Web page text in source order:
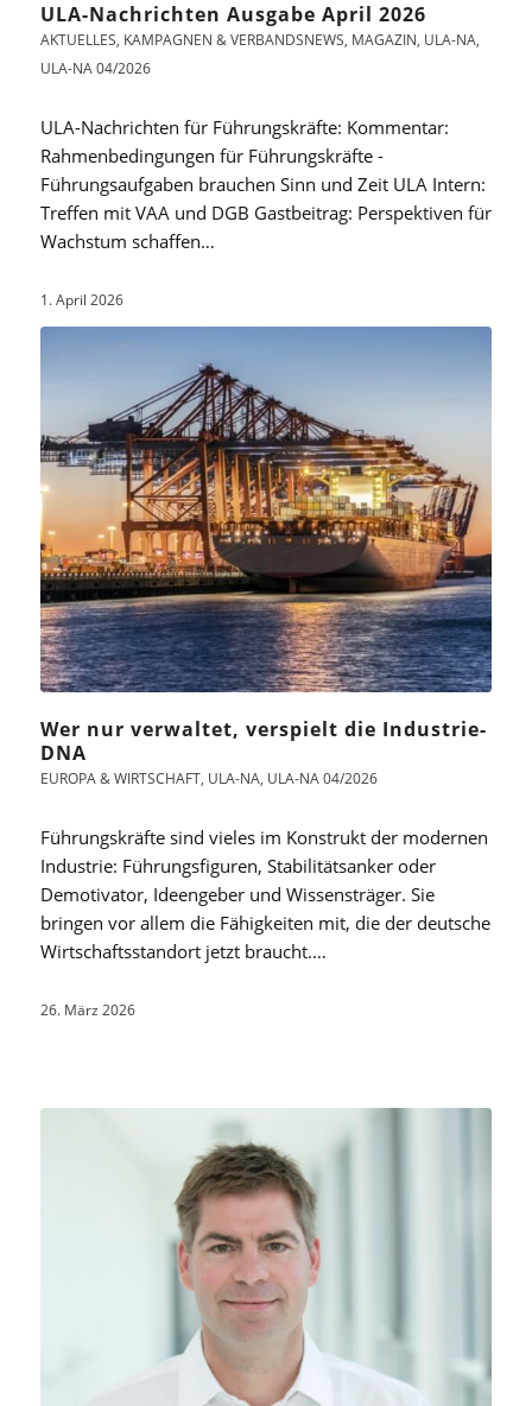
ULA-Nachrichten Ausgabe April 2026
AKTUELLES, KAMPAGNEN & VERBANDSNEWS, MAGAZIN, ULA-NA,
ULA-NA 04/2026
ULA-Nachrichten für Führungskräfte: Kommentar:
Rahmenbedingungen für Führungskräfte -
Führungsaufgaben brauchen Sinn und Zeit ULA Intern:
Treffen mit VAA und DGB Gastbeitrag: Perspektiven für
Wachstum schaffen…
1. April 2026
Wer nur verwaltet, verspielt die Industrie-
DNA
EUROPA & WIRTSCHAFT, ULA-NA, ULA-NA 04/2026
Führungskräfte sind vieles im Konstrukt der modernen
Industrie: Führungsfiguren, Stabilitätsanker oder
Demotivator, Ideengeber und Wissensträger. Sie
bringen vor allem die Fähigkeiten mit, die der deutsche
Wirtschaftsstandort jetzt braucht.…
26. März 2026